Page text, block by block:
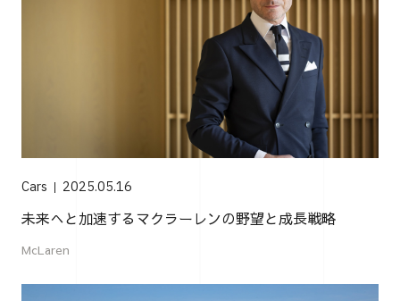
Cars 2025.05.16
未来へと加速するマクラーレンの野望と成長戦略
McLaren